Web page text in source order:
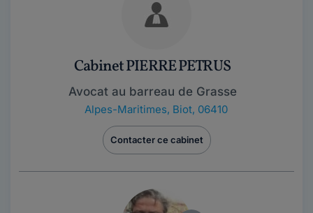
Cabinet PIERRE PETRUS
Avocat au barreau de Grasse
Alpes-Maritimes, Biot, 06410
Contacter ce cabinet